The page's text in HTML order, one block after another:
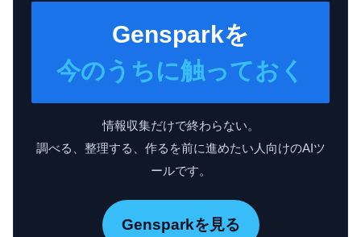
Gensparkを
今のうちに触っておく
情報収集だけで終わらない。
調べる、整理する、作るを前に進めたい人向けのAIツ
ールです。
Gensparkを見る